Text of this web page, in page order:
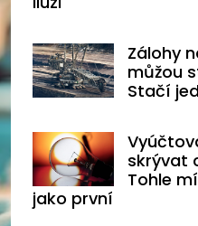
Zálohy
můžou
Stačí
skrývat
Tohle
jako první